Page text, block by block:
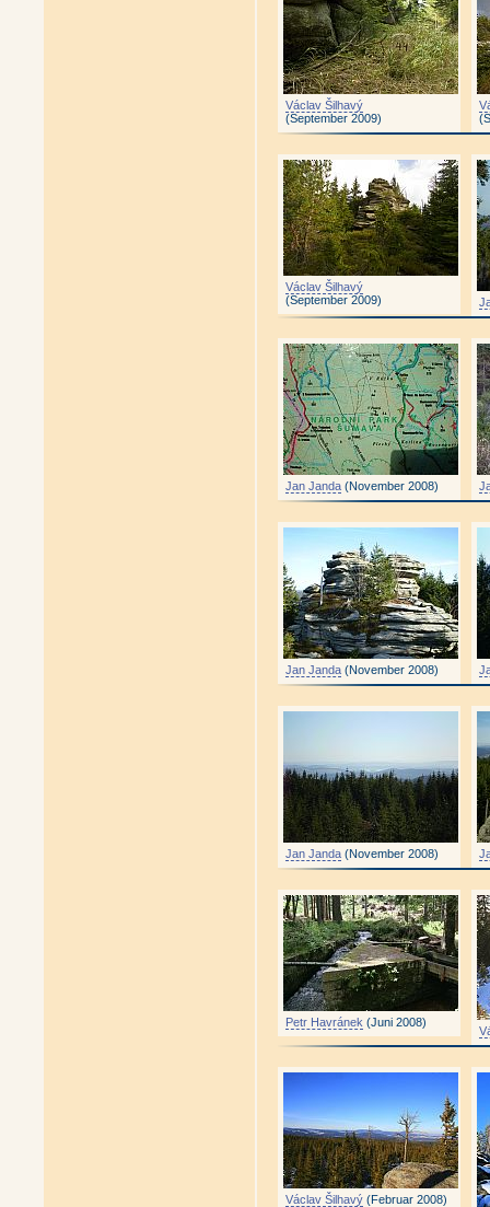
Václav Šilhavý
(September 2009)
Václav Šilhavý
(September 2009)
Jan Janda (November 2008)
Jan Janda (November 2008)
Jan Janda (November 2008)
Petr Havránek (Juni 2008)
Václav Šilhavý (Februar 2008)